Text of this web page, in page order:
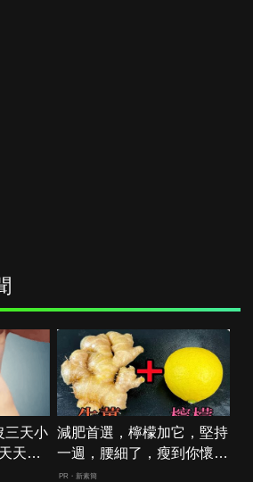
三天小
天變
減肥首選，檸檬加它，堅持
一週，腰細了，瘦到你懷疑
人生
PR・新素簡